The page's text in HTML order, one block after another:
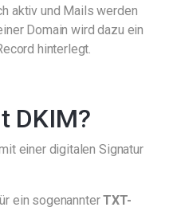
aktiv und Mails werden
Domain wird dazu ein
hinterlegt.
DKIM?
einer digitalen Signatur
ein sogenannterTXT-